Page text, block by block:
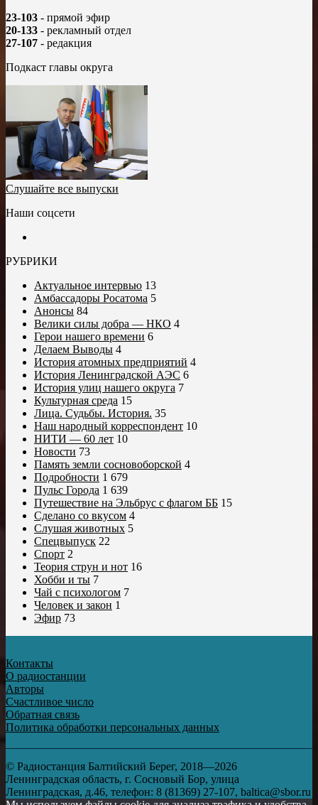
23-103 - прямой эфир
20-133 - рекламный отдел
27-107 - редакция
Подкаст главы округа
Слушайте все выпуски
Наши соцсети
РУБРИКИ
Актуальное интервью 13
Амбассадоры Росатома 5
Анонсы 84
Велики силы добра — НКО 4
Герои нашего времени 6
Делаем Выводы 4
История атомных предприятий 4
История Ленинградской АЭС 6
История улиц нашего округа 7
Культурная среда 15
Лица. Судьбы. История. 35
Наш народный корреспондент 10
НИТИ — 60 лет 10
Новости 73
Память земли сосновоборской 4
Подробности 1 679
Пульс Города 1 639
Путешествие на Эльбрус с флагом ББ 15
Сделано со вкусом 4
Слушая животных 5
Спецвыпуск 22
Спорт 2
Теория струн и нот 16
Хобби и ты 7
Чай с психологом 7
Человек и закон 1
Эфир 73
Контакты
О радиостанции
Авторы
Счастливое число
Обратная связь
Политика обработки персональных данных
© Радиостанция Балтийский Берег, 2018—2026
Ленинградская область, г. Сосновый Бор, улица
Ленинградская, д.46, телефон: 8 (81369) 27-107, baltica@sbor.ru